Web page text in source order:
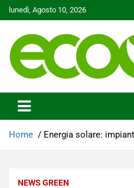
Skip
to
lunedì, Agosto 10, 2026
Ecoo.it
Home Energia solare:
NEWS GREEN